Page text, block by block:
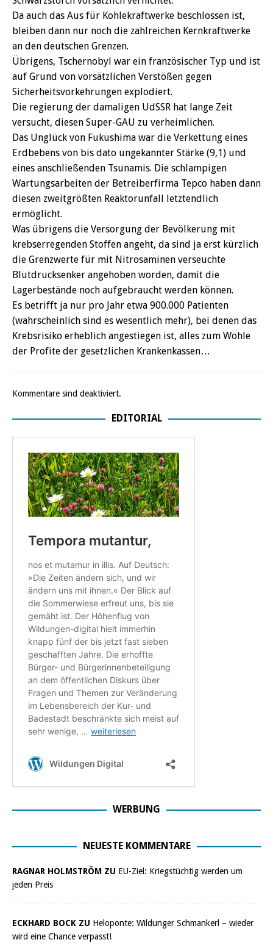
Da auch das Aus für Kohlekraftwerke beschlossen ist,
bleiben dann nur noch die zahlreichen Kernkraftwerke
an den deutschen Grenzen.
Übrigens, Tschernobyl war ein französischer Typ und ist
auf Grund von vorsätzlichen Verstößen gegen
Sicherheitsvorkehrungen explodiert.
Die regierung der damaligen UdSSR hat lange Zeit
versucht, diesen Super-GAU zu verheimlichen.
Das Unglück von Fukushima war die Verkettung eines
Erdbebens von bis dato ungekannter Stärke (9,1) und
eines anschließenden Tsunamis. Die schlampigen
Wartungsarbeiten der Betreiberfirma Tepco haben dann
diesen zweitgrößten Reaktorunfall letztendlich
ermöglicht.
Was übrigens die Versorgung der Bevölkerung mit
krebserregenden Stoffen angeht, da sind ja erst kürzlich
die Grenzwerte für mit Nitrosaminen verseuchte
Blutdrucksenker angehoben worden, damit die
Lagerbestände noch aufgebraucht werden können.
Es betrifft ja nur pro Jahr etwa 900.000 Patienten
(wahrscheinlich sind es wesentlich mehr), bei denen das
Krebsrisiko erheblich angestiegen ist, alles zum Wohle
der Profite der gesetzlichen Krankenkassen…
Kommentare sind deaktiviert.
EDITORIAL
WERBUNG
NEUESTE KOMMENTARE
RAGNAR HOLMSTRÖM ZU EU-Ziel: Kriegstüchtig werden um
jeden Preis
ECKHARD BOCK ZU Heloponte: Wildunger Schmankerl – wieder
wird eine Chance verpasst!